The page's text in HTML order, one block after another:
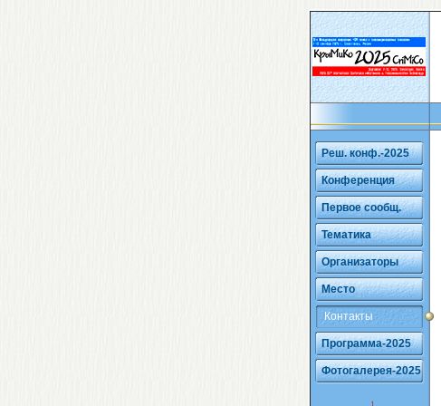
Реш. конф.-2025
Конференция
Первое сообщ.
Тематика
Организаторы
Место
Контакты
Программа-2025
Фотогалерея-2025